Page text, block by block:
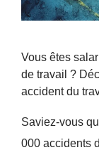
Vous êtes
de travail ?
accident du
Saviez-vous
000 accidents